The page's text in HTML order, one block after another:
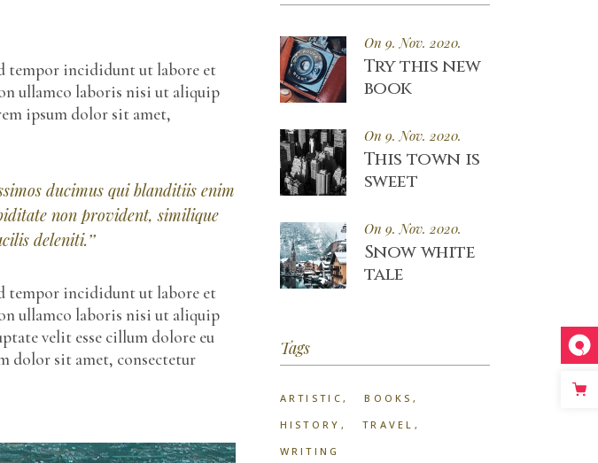
tempor incididunt ut labore et
ullamco laboris nisi ut aliquip
ipsum dolor sit amet,
ducimus qui blanditiis enim
non provident, similique
deleniti.’’
tempor incididunt ut labore et
ullamco laboris nisi ut aliquip
velit esse cillum dolore eu
dolor sit amet, consectetur
On 9. Nov. 2020.
Try this new
book
On 9. Nov. 2020.
This town is
sweet
On 9. Nov. 2020.
Snow white
tale
Tags
ARTISTIC
BOOKS
HISTORY
TRAVEL
WRITING